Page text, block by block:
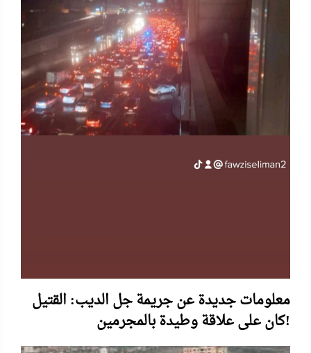
معلومات جديدة عن جريمة جل الديب: القتيل
كان على علاقة وطيدة بالمجرمين!